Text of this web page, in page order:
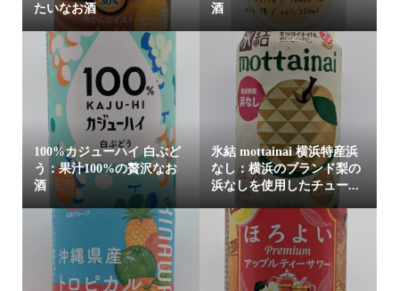
たいなお酒
酒
100%カジューハイ 白ぶど
う：果汁100%の贅沢なお
酒
氷結 mottainai 横浜特産浜
なし：横浜のブランド梨の
浜なしを使用したチュー...